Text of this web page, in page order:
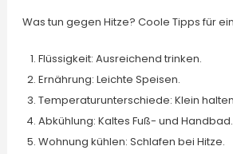
Was tun gegen Hitze? Coole Tipps für
Flüssigkeit: Ausreichend trinken.
Ernährung: Leichte Speisen.
Temperaturunterschiede: Klein
Abkühlung: Kaltes Fuß- und Handbad.
Wohnung kühlen: Schlafen bei Hitze.